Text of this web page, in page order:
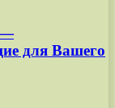
—
для Вашего